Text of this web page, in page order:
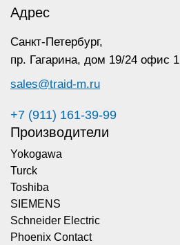
Адрес
Санкт-Петербург,
пр. Гагарина, дом 19/24 офис 1
sales@traid-m.ru
+7 (911) 161-39-99
Производители
Yokogawa
Turck
Toshiba
SIEMENS
Schneider Electric
Phoenix Contact